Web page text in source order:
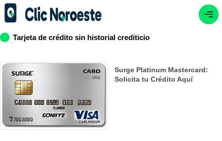
Tarjeta de crédito sin historial crediticio
Surge Platinum Mastercard:
Solicita tu Crédito Aquí